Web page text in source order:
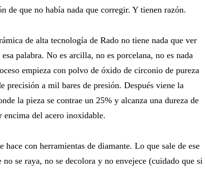
de que no había nada que corregir. Y tienen razón.
de alta tecnología de Rado no tiene nada que ver
palabra. No es arcilla, no es porcelana, no es nada
empieza con polvo de óxido de circonio de pureza
precisión a mil bares de presión. Después viene la
la pieza se contrae un 25% y alcanza una dureza de
encima del acero inoxidable.
hace con herramientas de diamante. Lo que sale de ese
se raya, no se decolora y no envejece (cuidado que si